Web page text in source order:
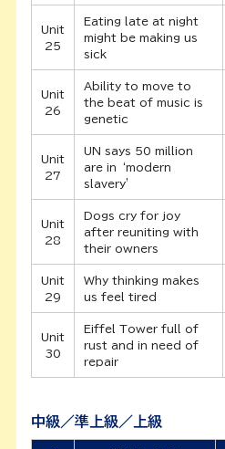
Unit
25
Eating late at night
might be making us
sick
Unit
26
Ability to move to
the beat of music is
genetic
Unit
27
UN says 50 million
are in ‘modern
slavery’
Unit
28
Dogs cry for joy
after reuniting with
their owners
Unit
29
Why thinking makes
us feel tired
Unit
30
Eiffel Tower full of
rust and in need of
repair
中級／準上級／上級